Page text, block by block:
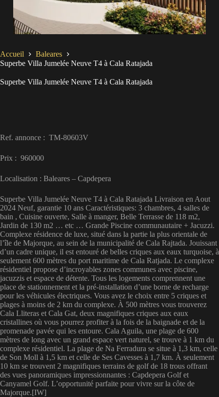
Accueil
Baleares
Superbe Villa Jumelée Neuve T4 à Cala Ratajada
Superbe Villa Jumelée Neuve T4 à Cala Ratajada
Ref. annonce : TM-80603V
Prix : 960000
Localisation : Baleares – Capdepera
Superbe Villa Jumelée Neuve T4 à Cala Ratajada Livraison en Aout
2024 Neuf, garantie 10 ans Caractéristiques: 3 chambres, 4 salles de
bain , Cuisine ouverte, Salle à manger, Belle Terrasse de 118 m2,
Jardin de 130 m2 … etc … Grande Piscine communautaire + Jacuzzi.
Complexe résidence de luxe, situé dans la partie la plus orientale de
l’île de Majorque, au sein de la municipalité de Cala Rajtada. Jouissant
d’un cadre unique, il est entouré de belles criques aux eaux turquoise, à
seulement 600 mètres du port maritime de Cala Ratjada. Le complexe
résidentiel propose d’incroyables zones communes avec piscine,
jacuzzis et espace de détente. Tous les logements comprennent une
place de stationnement et la pré-installation d’une borne de recharge
pour les véhicules électriques. Vous avez le choix entre 5 criques et
plages à moins de 2 km du complexe. À 500 mètres vous trouverez
Cala Lliteras et Cala Gat, deux magnifiques criques aux eaux
cristallines où vous pourrez profiter à la fois de la baignade et de la
promenade pavée qui les entoure. Cala Aguila, une plage de 600
mètres de long avec un grand espace vert naturel, se trouve à 1 km du
complexe résidentiel. La plage de Na Ferradura se situe à 1,3 km, celle
de Son Moll à 1,5 km et celle de Ses Cavesses à 1,7 km. À seulement
10 km se trouvent 2 magnifiques terrains de golf de 18 trous offrant
des vues panoramiques impressionnantes : Capdepera Golf et
Canyamel Golf. L’opportunité parfaite pour vivre sur la côte de
Majorque.[IW]